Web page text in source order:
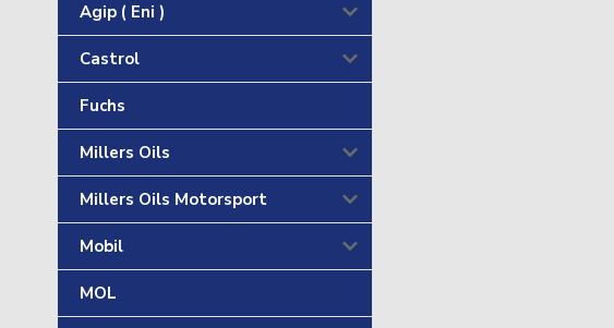
Agip ( Eni )
Castrol
Fuchs
Millers Oils
Millers Oils Motorsport
Mobil
MOL